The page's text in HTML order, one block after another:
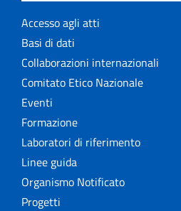
Accesso agli atti
Basi di dati
Collaborazioni internazionali
Comitato Etico Nazionale
Eventi
Formazione
Laboratori di riferimento
Linee guida
Organismo Notificato
Progetti